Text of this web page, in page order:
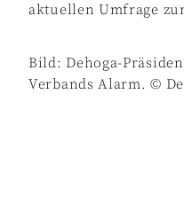
aktuellen Umfrage
Bild: Dehoga-
Verbands Alarm. ©